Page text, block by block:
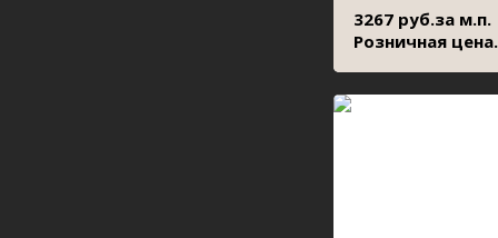
3267 руб.за м.п.
Розничная цена.